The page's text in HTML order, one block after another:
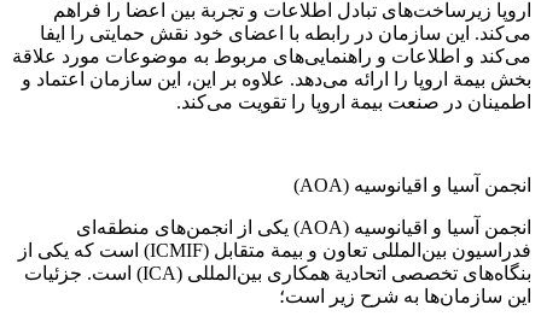
اروپا زیرساخت‌های تبادل اطلاعات و تجربة بین اعضا را فراهم
می‌کند. این سازمان در رابطه با اعضای خود نقش حمایتی را ایفا
می‌کند و اطلاعات و راهنمایی‌های مربوط به موضوعات مورد علاقة
بخش بیمة اروپا را ارائه می‌دهد. علاوه بر این، این سازمان اعتماد و
اطمینان در صنعت بیمة اروپا را تقویت می‌کند.
انجمن آسیا و اقیانوسیه (AOA)
انجمن آسیا و اقیانوسیه (AOA) یکی از انجمن‌های منطقه‌ای
فدراسیون بین‌المللی تعاون و بیمة متقابل (ICMIF) است که یکی از
بنگاه‌های تخصصی اتحادیة همکاری بین‌المللی (ICA) است. جزئیات
این سازمان‌ها به شرح زیر است؛